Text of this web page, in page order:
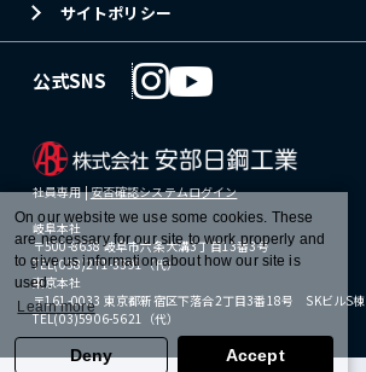
サイトポリシー
公式SNS
社員専用 |安否確認システムログイン
岐阜本社
〒500-8638 岐阜市六条大溝3丁目13番3号
TEL(058)271-3391（代）
東京本社
〒161-0033 東京都新宿区下落合2丁目3番18号 SKビルS棟
TEL(03)5906-5621（代）
On our website we use some cookies. These
are necessary for our site to work properly and
to give us information about how our site is
used.
Learn more
Deny Accept